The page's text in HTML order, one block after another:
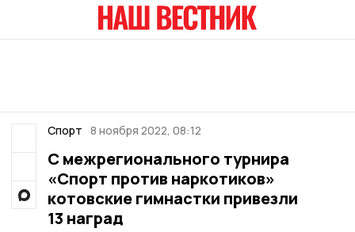
Спорт 8 ноября 2022, 08:12
С межрегионального турнира
«Спорт против наркотиков»
котовские гимнастки привезли
13 наград